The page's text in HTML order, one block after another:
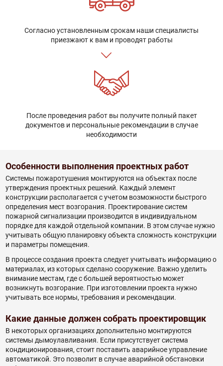
Согласно установленным срокам наши специалисты
приезжают к вам и проводят работы
После проведения работ вы получите полный пакет
документов и персональные рекомендации в случае
необходимости
Особенности выполнения проектных работ
Системы пожаротушения монтируются на объектах после
утверждения проектных решений. Каждый элемент
конструкции располагается с учетом возможности быстрого
определения мест возгорания. Проектирование систем
пожарной сигнализации производится в индивидуальном
порядке для каждой отдельной компании. В этом случае нужно
учитывать общую планировку объекта сложность конструкции
и параметры помещения.
В процессе создания проекта следует учитывать информацию о
материалах, из которых сделано сооружение. Важно уделить
внимание местам, где с большей вероятностью может
возникнуть возгорание. При изготовлении проекта нужно
учитывать все нормы, требования и рекомендации.
Какие данные должен собрать проектировщик
В некоторых организациях дополнительно монтируются
системы дымоулавливания. Если присутствует система
кондиционирования, стоит поставить аварийное управление
автоматикой. Это позволит в случае аварийной обстановки